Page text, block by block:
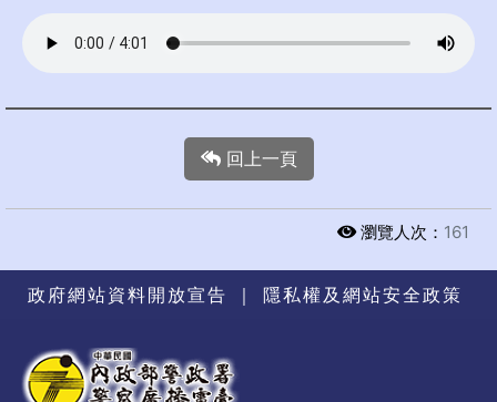
回上一頁
瀏覽人次： 161
政府網站資料開放宣告 ｜ 隱私權及網站安全政策